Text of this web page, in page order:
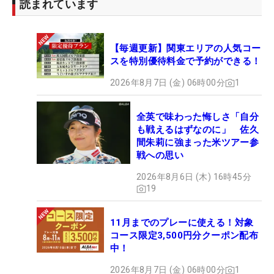
読まれています
【毎週更新】関東エリアの人気コー
スを特別優待料金で予約ができる！
2026年8月7日 (金) 06時00分 1
全英で味わった悔しさ「自分
も戦えるはずなのに」 佐久
間朱莉に強まった米ツアー参
戦への思い
2026年8月6日 (木) 16時45分
19
11月までのプレーに使える！対象
コース限定3,500円分クーポン配布
中！
2026年8月7日 (金) 06時00分 1